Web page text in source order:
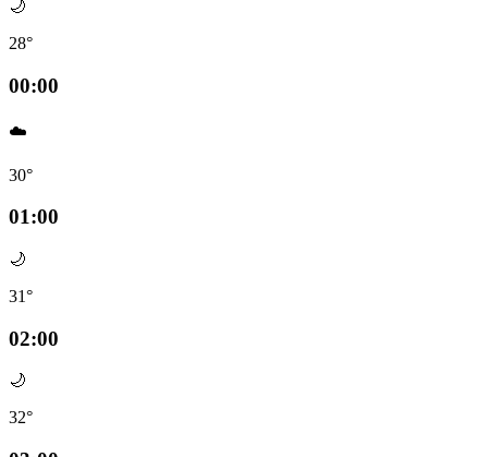
🌙
28°
00:00
☁️
30°
01:00
🌙
31°
02:00
🌙
32°